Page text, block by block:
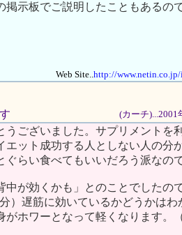
掲示板でご説明したこともあるの
Web Site..http://
(カーチ)...2001
うございました。サプリメントを
ット成功する人としない人の分
らい食べてもいいだろう派なの
中が効くかも」とのことでしたの
）遅筋に効いているかどうかは
ホワーとなって軽くなります。